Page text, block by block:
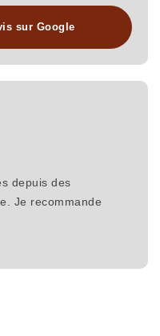
sur Google
depuis des
Je recommande